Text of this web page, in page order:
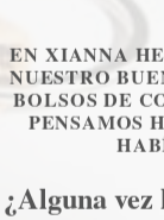
EN XIANNA
NUESTRO
BOLSOS DE
PENSAMOS
¿Alguna vez